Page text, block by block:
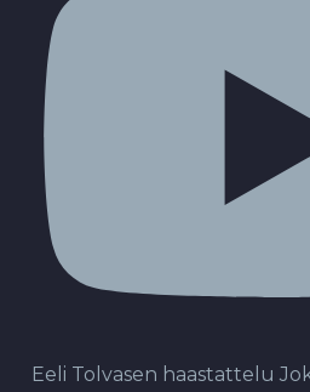
Eeli Tolvasen haastattelu